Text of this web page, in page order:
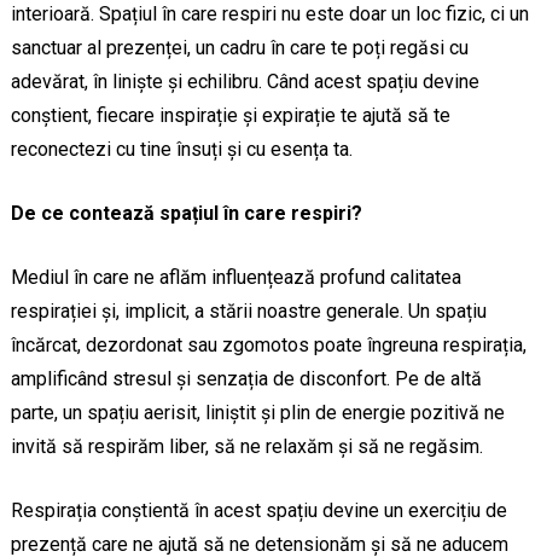
interioară. Spațiul în care respiri nu este doar un loc fizic, ci un
sanctuar al prezenței, un cadru în care te poți regăsi cu
adevărat, în liniște și echilibru. Când acest spațiu devine
conștient, fiecare inspirație și expirație te ajută să te
reconectezi cu tine însuți și cu esența ta.
De ce contează spațiul în care respiri?
Mediul în care ne aflăm influențează profund calitatea
respirației și, implicit, a stării noastre generale. Un spațiu
încărcat, dezordonat sau zgomotos poate îngreuna respirația,
amplificând stresul și senzația de disconfort. Pe de altă
parte, un spațiu aerisit, liniștit și plin de energie pozitivă ne
invită să respirăm liber, să ne relaxăm și să ne regăsim.
Respirația conștientă în acest spațiu devine un exercițiu de
prezență care ne ajută să ne detensionăm și să ne aducem